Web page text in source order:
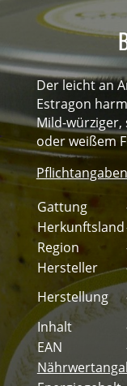
Der leicht an
Estragon
Mild-würziger,
oder weißem
Pflichtangaben
Gattung
Herkunftsland
Region
Hersteller
Herstellung
Inhalt
EAN